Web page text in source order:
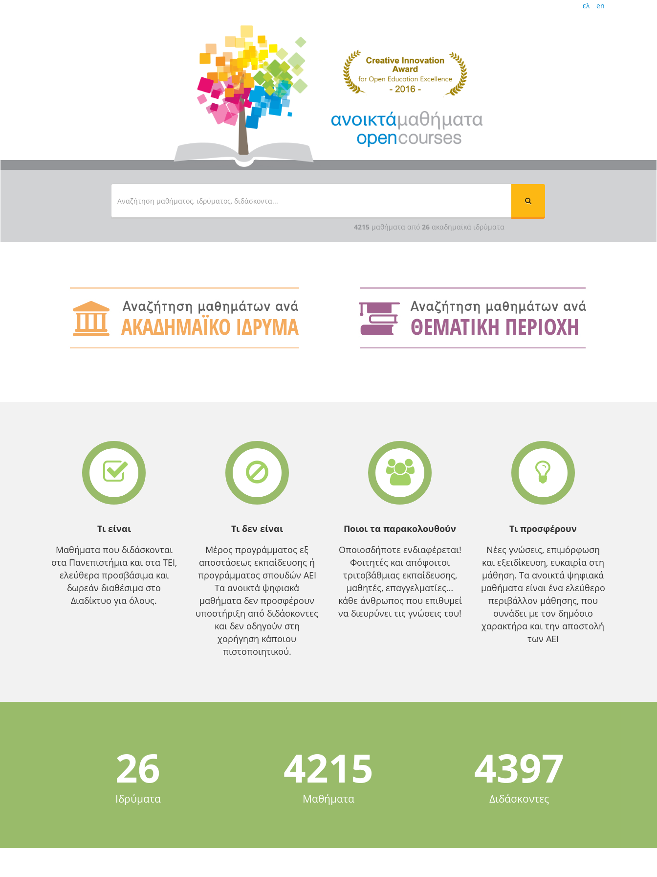
ελ en
4215 μαθήματα από 26 ακαδημαϊκά ιδρύματα
Τι είναι
Μαθήματα που διδάσκονται
στα Πανεπιστήμια και στα ΤΕΙ,
ελεύθερα προσβάσιμα και
δωρεάν διαθέσιμα στο
Διαδίκτυο για όλους.
Τι δεν είναι
Μέρος προγράμματος εξ
αποστάσεως εκπαίδευσης ή
προγράμματος σπουδών ΑΕΙ
Τα ανοικτά ψηφιακά
μαθήματα δεν προσφέρουν
υποστήριξη από διδάσκοντες
και δεν οδηγούν στη
χορήγηση κάποιου
πιστοποιητικού.
Ποιοι τα παρακολουθούν
Οποιοσδήποτε ενδιαφέρεται!
Φοιτητές και απόφοιτοι
τριτοβάθμιας εκπαίδευσης,
μαθητές, επαγγελματίες…
κάθε άνθρωπος που επιθυμεί
να διευρύνει τις γνώσεις του!
Τι προσφέρουν
Νέες γνώσεις, επιμόρφωση
και εξειδίκευση, ευκαιρία στη
μάθηση. Τα ανοικτά ψηφιακά
μαθήματα είναι ένα ελεύθερο
περιβάλλον μάθησης, που
συνάδει με τον δημόσιο
χαρακτήρα και την αποστολή
των ΑΕΙ
26
Ιδρύματα
4215
Μαθήματα
4397
Διδάσκοντες